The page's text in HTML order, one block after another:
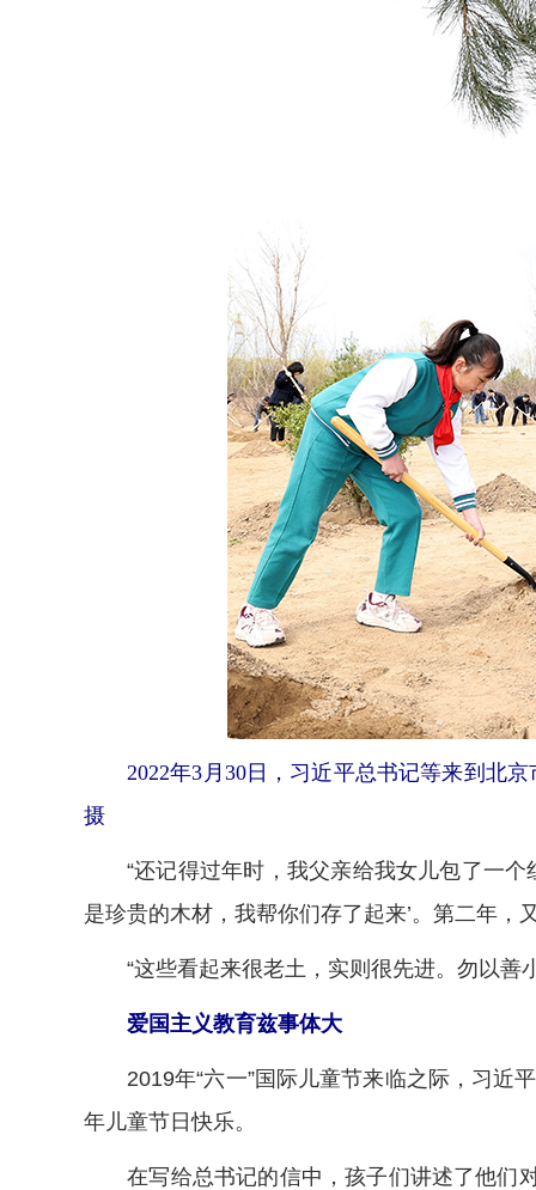
2022年3月30日，习近平总书记等来到北
摄
“还记得过年时，我父亲给我女儿包了一个
是珍贵的木材，我帮你们存了起来’。第二年
“这些看起来很老土，实则很先进。勿以善
爱国主义教育兹事体大
2019年“六一”国际儿童节来临之际，习近
年儿童节日快乐。
在写给总书记的信中，孩子们讲述了他们对